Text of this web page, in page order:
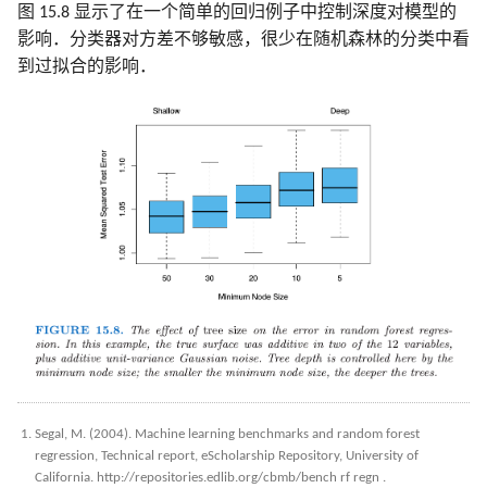
图 15.8 显示了在一个简单的回归例子中控制深度对模型的
影响．分类器对方差不够敏感，很少在随机森林的分类中看
到过拟合的影响．
Segal, M. (2004). Machine learning benchmarks and random forest
regression, Technical report, eScholarship Repository, University of
California. http://repositories.edlib.org/cbmb/bench rf regn .